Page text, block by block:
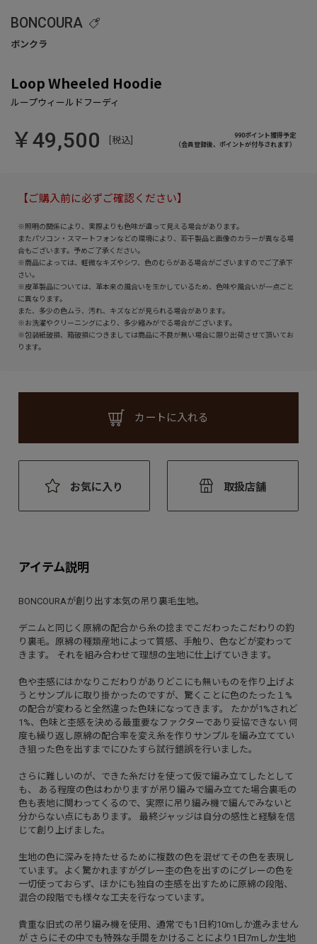
BONCOURA
Loop Wheeled Hoodie
￥49,500 [税込]
990ポイント獲得予定
（会員登録後、ポイントが付与されます）
【ご購入前に必ずご確認ください】
※照明の関係により、実際よりも色味が違って見える場合があります。
またパソコン・スマートフォンなどの環境により、若干製品と画像のカラーが異なる場
合もございます。予めご了承ください。
※商品によっては、軽微なキズやシワ、色のむらがある場合がございますのでご了承下
さい。
※皮革製品については、革本来の風合いを生かしているため、色味や風合いが一点ごと
に異なります。
また、多少の色ムラ、汚れ、キズなどが見られる場合があります。
※お洗濯やクリーニングにより、多少縮みがでる場合がございます。
※包装紙破損、箱破損につきましては商品に不良が無い場合に限り出荷させて頂いてお
ります。
カートに入れる
お気に入り 取扱店舗
アイテム説明
BONCOURAが創り出す本気の吊り裏毛生地。
デニムと同じく原綿の配合から糸の捻までこだわったこだわりの釣
り裏毛。原綿の種類産地によって質感、手触り、色などが変わって
きます。 それを組み合わせて理想の生地に仕上げていきます。
色や杢感にはかなりこだわりがありどこにも無いものを作り上げよ
うとサンプルに取り掛かったのですが、驚くことに色のたった１%
の配合が変わると全然違った色味になってきます。 たかが1%されど
1%、色味と杢感を決める最重要なファクターであり妥協できない 何
度も繰り返し原綿の配合率を変え糸を作りサンプルを編み立ててい
き狙った色を出すまでにひたすら試行錯誤を行いました。
さらに難しいのが、できた糸だけを使って仮で編み立てしたとして
も、 ある程度の色はわかりますが吊り編みで編み立てた場合裏毛の
色も表地に関わってくるので、実際に吊り編み機で編んでみないと
分からない点にもあります。 最終ジャッジは自分の感性と経験を信
じて創り上げました。
生地の色に深みを持たせるために複数の色を混ぜてその色を表現し
ています。よく驚かれますがグレー杢の色を出すのにグレーの色を
一切使っておらず、ほかにも独自の杢感を出すために原綿の段階、
混合の段階でも様々な工夫を行なっています。
貴重な旧式の吊り編み機を使用、通常でも1日約10mしか進みません
が さらにその中でも特殊な手間をかけることにより1日7mしか生地